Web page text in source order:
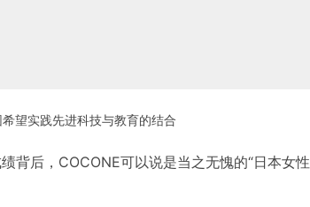
望实践先进科技与教育的结合
背后，COCONE可以说是当之无愧的“日本女性